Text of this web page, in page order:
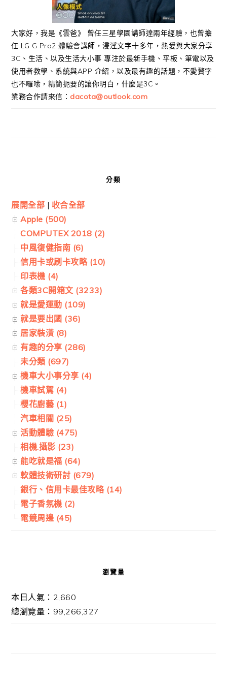
大家好，我是《雲爸》 曾任三星學園講師達兩年經驗，也曾擔
任 LG G Pro2 體驗會講師，浸淫文字十多年，熱愛與大家分享
3C、生活、以及生活大小事 專注於最新手機、平板、筆電以及
使用者教學、系統與APP 介紹，以及最有趣的話題，不愛贅字
也不囉嗦，精簡扼要的讓你明白，什麼是3C。
業務合作請來信： dacota@outlook.com
分類
展開全部 | 收合全部
Apple (500)
COMPUTEX 2018 (2)
中風復健指南 (6)
信用卡或刷卡攻略 (10)
印表機 (4)
各類3C開箱文 (3233)
就是愛運動 (109)
就是要出國 (36)
居家裝潢 (8)
有趣的分享 (286)
未分類 (697)
機車大小事分享 (4)
機車試駕 (4)
櫻花廚藝 (1)
汽車相關 (25)
活動體驗 (475)
相機.攝影 (23)
能吃就是福 (64)
軟體技術研討 (679)
銀行、信用卡最佳攻略 (14)
電子香氛機 (2)
電競周邊 (45)
瀏覽量
本日人氣：2,660
總瀏覽量：99,266,327